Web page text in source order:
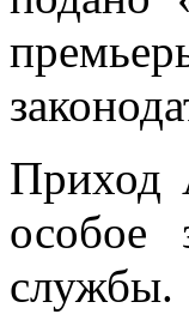
Приход
особое
службы.